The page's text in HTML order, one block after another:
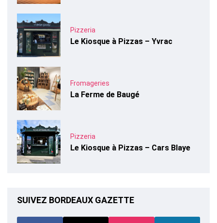
Pizzeria
Le Kiosque à Pizzas – Yvrac
Fromageries
La Ferme de Baugé
Pizzeria
Le Kiosque à Pizzas – Cars Blaye
SUIVEZ BORDEAUX GAZETTE